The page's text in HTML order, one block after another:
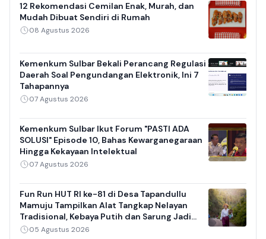
12 Rekomendasi Cemilan Enak, Murah, dan
Mudah Dibuat Sendiri di Rumah
08 Agustus 2026
Kemenkum Sulbar Bekali Perancang Regulasi
Daerah Soal Pengundangan Elektronik, Ini 7
Tahapannya
07 Agustus 2026
Kemenkum Sulbar Ikut Forum "PASTI ADA
SOLUSI" Episode 10, Bahas Kewarganegaraan
Hingga Kekayaan Intelektual
07 Agustus 2026
Fun Run HUT RI ke-81 di Desa Tapandullu
Mamuju Tampilkan Alat Tangkap Nelayan
Tradisional, Kebaya Putih dan Sarung Jadi
Daya Tarik
05 Agustus 2026